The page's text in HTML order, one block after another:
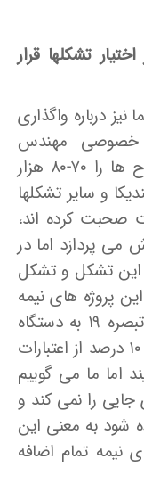
تشکلها قرار
درباره واگذاری
خصوصی مهندس
سعیدآبادی عنوان کرد میزان این طرح ها را ۷۰-۸۰ هزار
و سایر تشکلها
صحبت کرده ­اند،
بخش می ­پردازد اما در
این تشکل و تشکل
پروژه­ های نیمه
تمام به دست نیاورده­ ایم. در همین تبصره ۱۹ به دستگاه
های دولتی و اجرایی اجازه داده شده ۱۰ درصد از اعتبارات
اما ما می­ گوییم
را نمی­ کند و
استفاده شود به معنی این
نیمه تمام اضافه